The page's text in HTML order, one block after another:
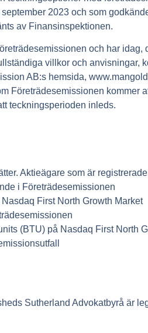
2023 och som
av Finansinspektionen.
och har idag,
villkor och anvisningar,
AB:s hemsida,
Företrädesemissionen kommer
teckningsperioden inleds.
Aktieägare som är
i Företrädesemissionen
First North Growth Market
(BTU) på Nasdaq First North
Sutherland Advokatbyrå är